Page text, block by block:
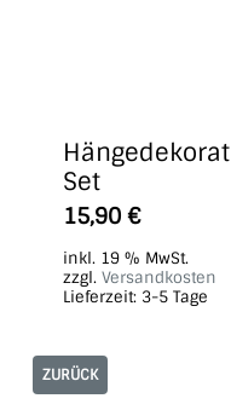
Set
15,90 €
inkl. 19 % MwSt.
zzgl. Versandkosten
Lieferzeit: 3-5 Tage
ZURÜCK